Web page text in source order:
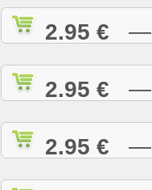
2.95 € —
2.95 € —
2.95 € —